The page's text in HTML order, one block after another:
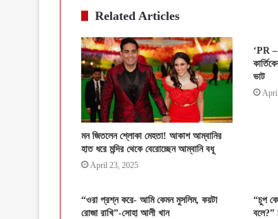
Related Articles
মন জিতলেন শ্লোকা মেহতা! আকাশ আম্বানির
হাত ধরে মন্দির থেকে বেরোচ্ছেন আম্বানি বধূ
April 23, 2025
‘PR –
ভাট
“ওরা প্রশ্ন করে- আমি কেমন মুসলিম, কয়টা
রোজা রাখি”-সোহা আলী খান
“চুপ
বলে?”